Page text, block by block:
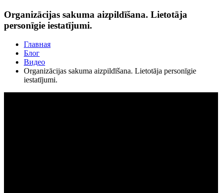
Organizācijas sakuma aizpildīšana. Lietotāja
personīgie iestatījumi.
Главная
Блог
Видео
Organizācijas sakuma aizpildīšana. Lietotāja personīgie
iestatījumi.